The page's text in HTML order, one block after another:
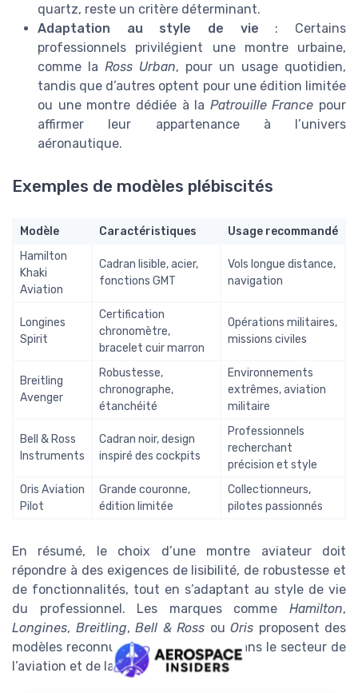
quartz, reste un critère déterminant.
Adaptation au style de vie : Certains
professionnels privilégient une montre urbaine,
comme la Ross Urban, pour un usage quotidien,
tandis que d’autres optent pour une édition limitée
ou une montre dédiée à la Patrouille France pour
affirmer leur appartenance à l’univers
aéronautique.
Exemples de modèles plébiscités
Modèle Caractéristiques
Usage recommandé
Hamilton
Khaki
Aviation
Cadran lisible, acier,
fonctions GMT
Vols longue distance,
navigation
Longines
Spirit
Certification
chronomètre,
bracelet cuir marron
Opérations militaires,
missions civiles
Breitling
Avenger
Robustesse,
chronographe,
étanchéité
Environnements
extrêmes, aviation
militaire
Bell & Ross
Instruments
Cadran noir, design
inspiré des cockpits
Professionnels
recherchant
précision et style
Oris Aviation
Pilot
Grande couronne,
édition limitée
Collectionneurs,
pilotes passionnés
En résumé, le choix d’une montre aviateur doit
répondre à des exigences de lisibilité, de robustesse et
de fonctionnalités, tout en s’adaptant au style de vie
du professionnel. Les marques comme Hamilton,
Longines, Breitling, Bell & Ross ou Oris proposent des
modèles reconnus pour leur fiabilité dans le secteur de
l’aviation et de la défense.